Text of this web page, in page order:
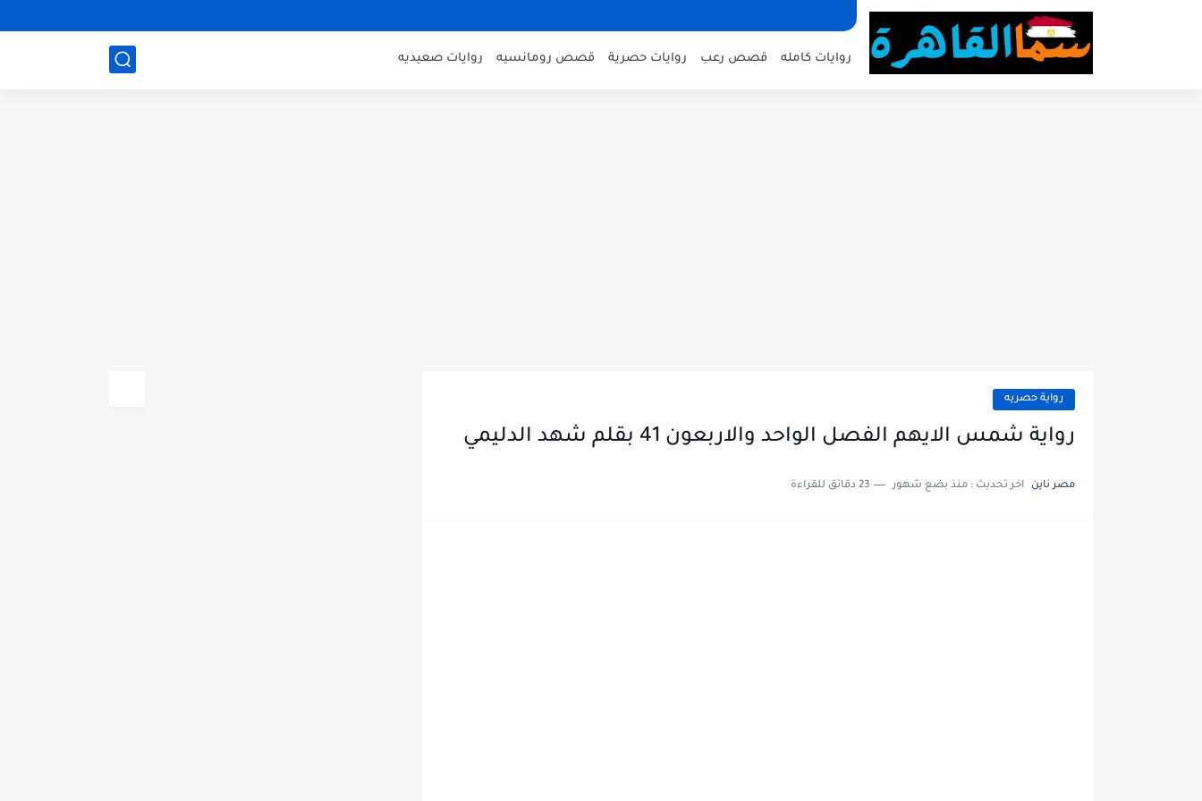
روايات كامله قصص رعب روايات حصرية قصص رومانسيه روايات صعيديه
رواية حصريه
رواية شمس الايهم الفصل الواحد والاربعون 41 بقلم شهد الدليمي
مصر ناين اخر تحديث : منذ بضع شهور 23 دقائق للقراءة